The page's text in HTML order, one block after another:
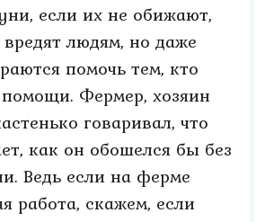
если их не обижают,
людям, но даже
помочь тем, кто
Фермер, хозяин
говаривал, что
как он обошелся бы без
Ведь если на ферме
работа, скажем, если